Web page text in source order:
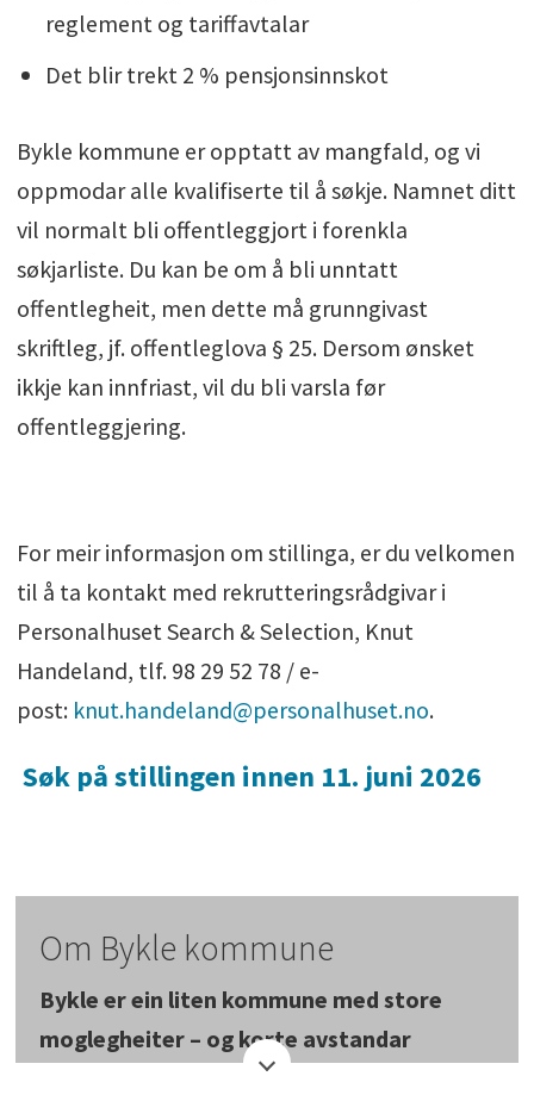
reglement og tariffavtalar
Det blir trekt 2 % pensjonsinnskot
Bykle kommune er opptatt av mangfald, og vi
oppmodar alle kvalifiserte til å søkje. Namnet ditt
vil normalt bli offentleggjort i forenkla
søkjarliste. Du kan be om å bli unntatt
offentlegheit, men dette må grunngivast
skriftleg, jf. offentleglova § 25. Dersom ønsket
ikkje kan innfriast, vil du bli varsla før
offentleggjering.
For meir informasjon om stillinga, er du velkomen
til å ta kontakt med rekrutteringsrådgivar i
Personalhuset Search & Selection, Knut
Handeland, tlf. 98 29 52 78 / e-
post: knut.handeland@personalhuset.no.
Søk på stillingen innen 11. juni 2026
Om Bykle kommune
Bykle er ein liten kommune med store
moglegheiter – og korte avstandar
mellom folk. Kommunen har om lag 1000